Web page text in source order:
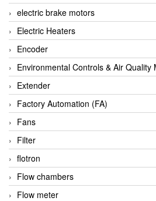
ANTEC S.A
Antico pumps
Anybus/ HMS
AOBEN
Apex Dynamics Vietnam
Apex Dynamics Vietnam
Apiste
APLISENS VietNam
Apollo Fire
Appleton
AQ Matic
electric brake motors
Electric Heaters
Encoder
Environmental Controls & Air Quality
Extender
Factory Automation (FA)
Fans
Filter
flotron
Flow chambers
Flow meter